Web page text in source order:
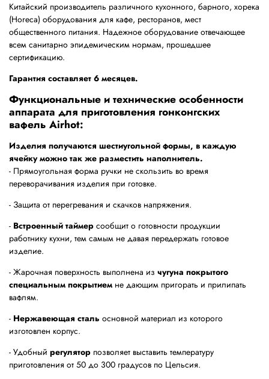
Китайский производитель различного кухонного, барного, хорека
(Horeca) оборудования для кафе, ресторанов, мест
общественного питания. Надежное оборудование отвечающее
всем санитарно эпидемическим нормам, прошедшее
сертификацию.
Гарантия составляет 6 месяцев.
Функциональные и технические особенности
аппарата для приготовления гонконгских
вафель Airhot:
Изделия получаются шестиугольной формы, в каждую
ячейку можно так же разместить наполнитель.
- Прямоугольная форма ручки не скользить во время
переворачивания изделия при готовке.
- Защита от перегревания и скачков напряжения.
- Встроенный таймер сообщит о готовности продукции
работнику кухни, тем самым не давая передержать готовое
изделие.
- Жарочная поверхность выполнена из чугуна покрытого
специальным покрытием не дающим пригорать и прилипать
вафлям.
- Нержавеющая сталь основной материал из которого
изготовлен корпус.
- Удобный регулятор позволяет выставить температуру
приготовления от 50 до 300 градусов по Цельсия.